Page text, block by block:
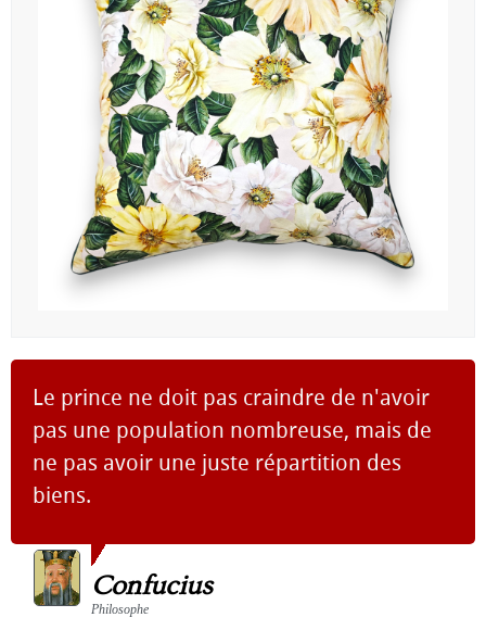
Le prince ne doit pas craindre de n'avoir
pas une population nombreuse, mais de
ne pas avoir une juste répartition des
biens.
Confucius
Philosophe